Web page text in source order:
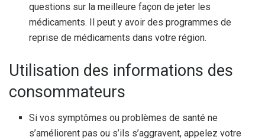
questions sur la meilleure façon de jeter les
médicaments. Il peut y avoir des programmes de
reprise de médicaments dans votre région.
Utilisation des informations des
consommateurs
Si vos symptômes ou problèmes de santé ne
s’améliorent pas ou s’ils s’aggravent, appelez votre